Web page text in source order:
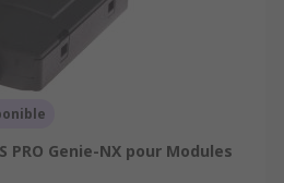
PRO Genie-NX pour Modules